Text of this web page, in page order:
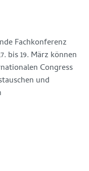
Fachkonferenz
bis 19. März können
Congress
und